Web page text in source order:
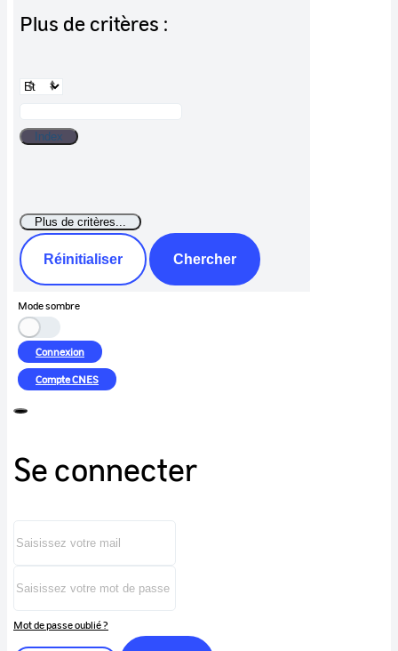
Plus de critères :
Réinitialiser Chercher
Mode sombre
Connexion
CompteCNES
Se connecter
Mot de passe oublié ?